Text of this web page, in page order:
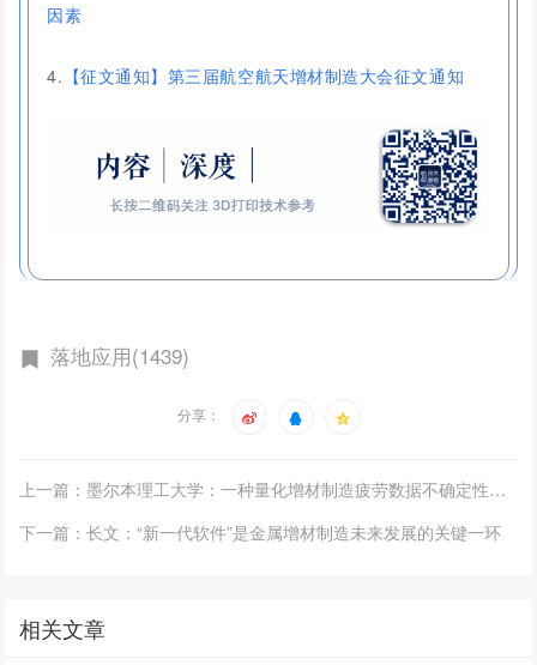
因素
4. 【征文通知】第三届航空航天增材制造大会征文通知
落地应用(1439)
分享：
上一篇：墨尔本理工大学：一种量化增材制造疲劳数据不确定性的方法
下一篇：长文：“新一代软件”是金属增材制造未来发展的关键一环
相关文章